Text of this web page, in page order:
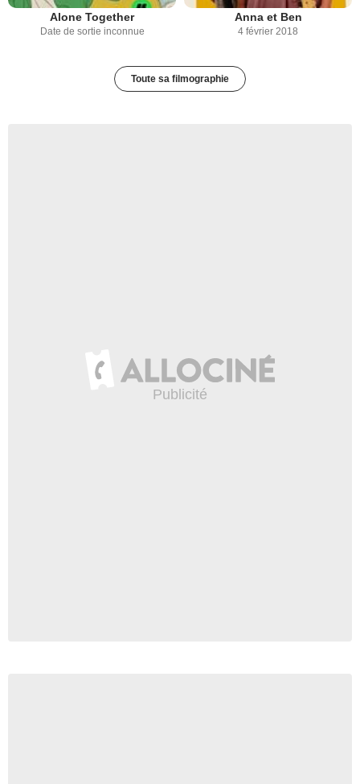
Alone Together
Date de sortie inconnue
Anna et Ben
4 février 2018
Toute sa filmographie